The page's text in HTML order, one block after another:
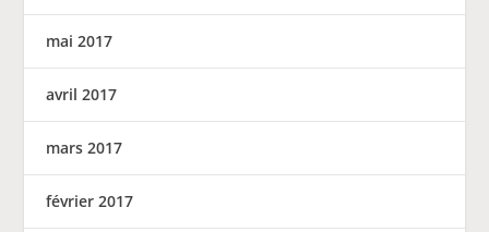
mai 2017
avril 2017
mars 2017
février 2017